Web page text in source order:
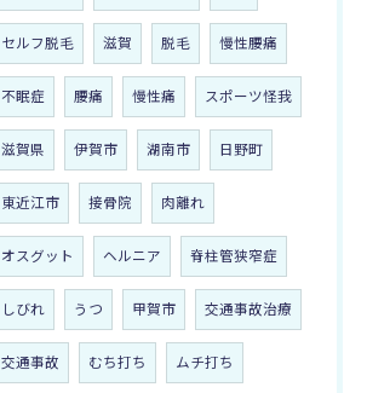
セルフ脱毛 滋賀 脱毛 慢性腰痛
不眠症 腰痛 慢性痛 スポーツ怪我
滋賀県 伊賀市 湖南市 日野町
東近江市 接骨院 肉離れ
オスグット ヘルニア 脊柱管狭窄症
しびれ うつ 甲賀市 交通事故治療
交通事故 むち打ち ムチ打ち